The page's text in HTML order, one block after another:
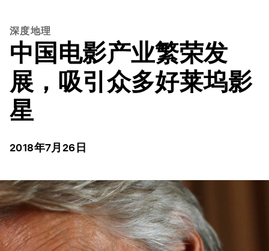
深度地理
中国电影产业繁荣发
展，吸引众多好莱坞影
星
2018年7月26日